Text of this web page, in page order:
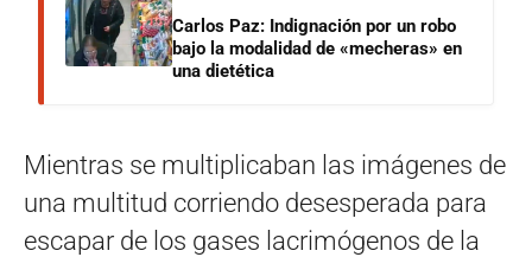
Carlos Paz: Indignación por un robo
bajo la modalidad de «mecheras» en
una dietética
Mientras se multiplicaban las imágenes de
una multitud corriendo desesperada para
escapar de los gases lacrimógenos de la